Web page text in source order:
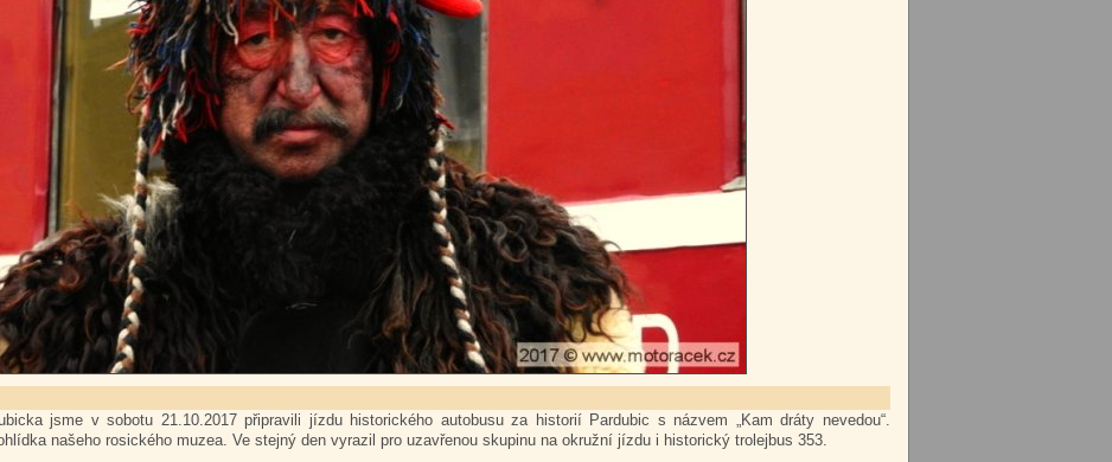
jsme v sobotu 21.10.2017 připravili jízdu historického autobusu za historií Pardubic s názvem „Kam dráty nevedou“.
našeho rosického muzea. Ve stejný den vyrazil pro uzavřenou skupinu na okružní jízdu i historický trolejbus 353.